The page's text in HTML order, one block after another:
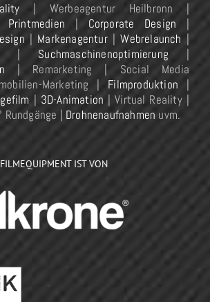
| Werbeagentur Heilbronn |
Printmedien | Corporate Design |
| Markenagentur|Webrelaunch |
| Suchmaschinenoptimierung |
| Remarketing | Social Media
Marketing | Filmproduktion |
| 3D-Animation | Virtual Reality |
| Drohnenaufnahmen uvm.
IST VON